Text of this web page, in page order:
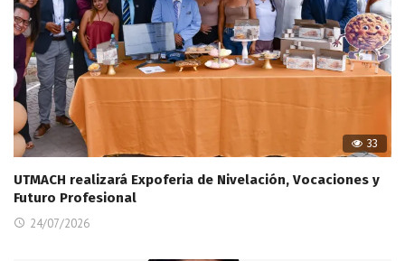
33
UTMACH realizará Expoferia de Nivelación, Vocaciones y
Futuro Profesional
24/07/2026